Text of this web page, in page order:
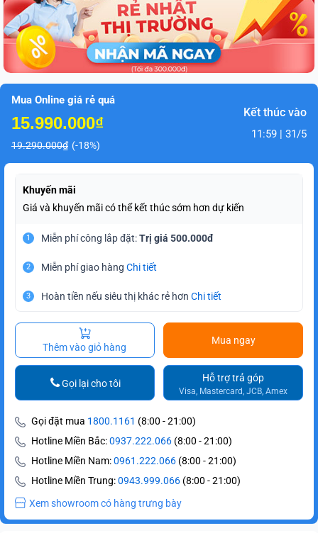
Mua Online giá rẻ quá
15.990.000₫
19.290.000₫ (-18%)
Kết thúc vào
11:59 | 31/5
Khuyến mãi
Giá và khuyến mãi có thể kết thúc sớm hơn dự kiến
1 Miễn phí công lắp đặt:Trị giá 500.000đ
2 Miễn phí giao hàng Chi tiết
3 Hoàn tiền nếu siêu thị khác rẻ hơn Chi tiết
Thêm vào giỏ hàng
Mua ngay
Hỗ trợ trả góp
Visa, Mastercard, JCB, Amex
Gọi lại cho tôi
Gọi đặt mua 1800.1161 (8:00 - 21:00)
Hotline Miền Bắc:0937.222.066 (8:00 - 21:00)
Hotline Miền Nam:0961.222.066 (8:00 - 21:00)
Hotline Miền Trung:0943.999.066 (8:00 - 21:00)
Xem showroom có hàng trưng bày